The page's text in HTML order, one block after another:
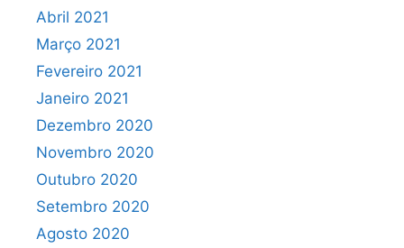
Abril 2021
Março 2021
Fevereiro 2021
Janeiro 2021
Dezembro 2020
Novembro 2020
Outubro 2020
Setembro 2020
Agosto 2020